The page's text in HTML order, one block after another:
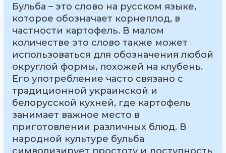
Бульба – это слово на русском языке,
которое обозначает корнеплод, в
частности картофель. В малом
количестве это слово также может
использоваться для обозначения любой
округлой формы, похожей на клубень.
Его употребление часто связано с
традиционной украинской и
белорусской кухней, где картофель
занимает важное место в
приготовлении различных блюд. В
народной культуре бульба